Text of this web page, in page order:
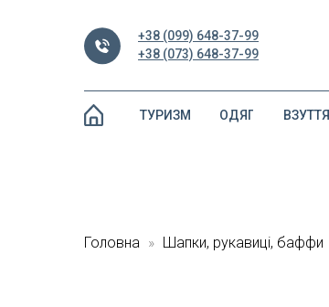
+38 (099) 648-37-99
+38 (073) 648-37-99
ТУРИЗМ ОДЯГ ВЗУТТЯ
Головна Шапки, рукавиці, баффи